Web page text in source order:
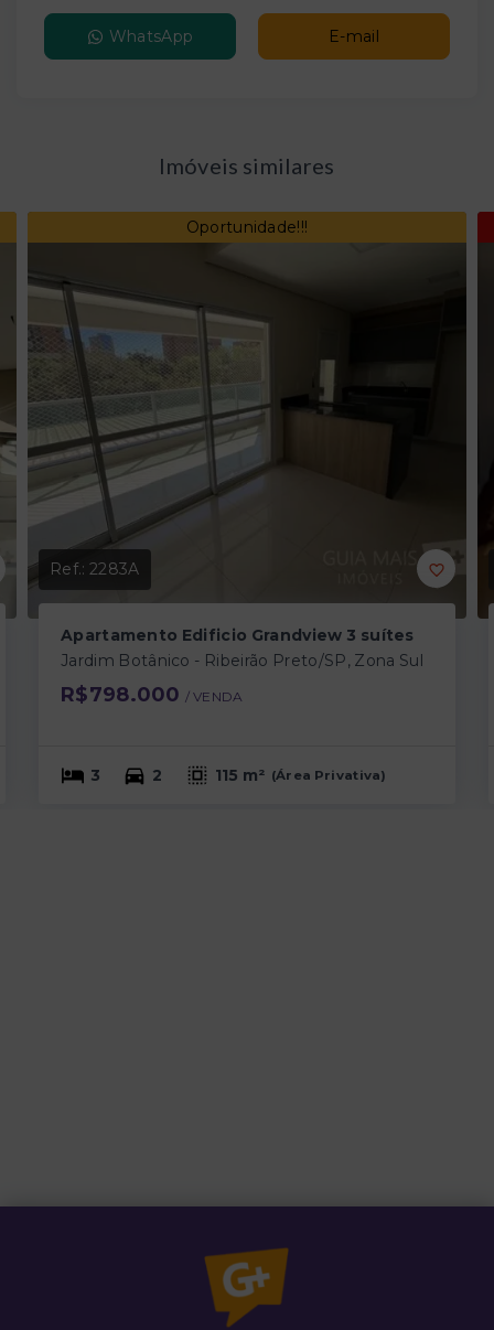
WhatsApp E-mail
Imóveis similares
Oportunidade!!!
Ref.:2283A
Apartamento Edificio Grandview 3 suítes
Jardim Botânico - Ribeirão Preto/SP, Zona Sul
R$798.000 / VENDA
3 2 115 m² (Área Privativa)